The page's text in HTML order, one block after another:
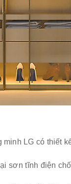
minh LG có thiết
sơn tĩnh điện